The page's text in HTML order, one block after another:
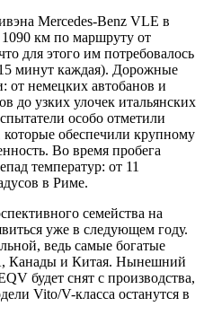
Mercedes‑Benz VLE в
км по маршруту от
для этого им потребовалось
минут каждая). Дорожные
немецких автобанов и
до узких улочек итальянских
особо отметили
обеспечили крупному
Во время пробега
температур: от 11
в Риме.
семейства на
уже в следующем году.
ведь самые богатые
Канады и Китая. Нынешний
будет снят с производства,
Vito/V-класса останутся в